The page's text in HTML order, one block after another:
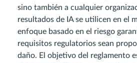
sino también a cualquier
resultados de IA se utilicen en el
enfoque basado en el riesgo
requisitos regulatorios sean
daño. El objetivo del reglamento